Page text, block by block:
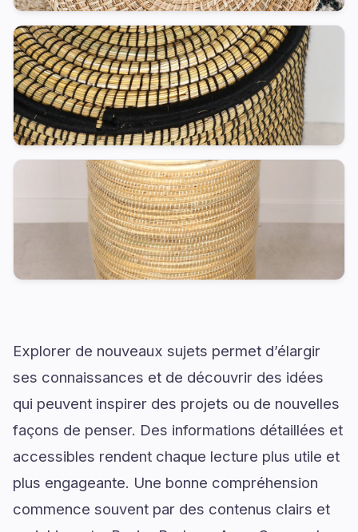
Explorer de nouveaux sujets permet d’élargir
ses connaissances et de découvrir des idées
qui peuvent inspirer des projets ou de nouvelles
façons de penser. Des informations détaillées et
accessibles rendent chaque lecture plus utile et
plus engageante. Une bonne compréhension
commence souvent par des contenus clairs et